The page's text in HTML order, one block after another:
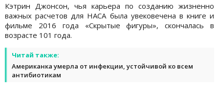
Кэтрин Джонсон, чья карьера по созданию жизненно
важных расчетов для НАСА была увековечена в книге и
фильме 2016 года «Скрытые фигуры», скончалась в
возрасте 101 года.
Читай также:
Американка умерла от инфекции, устойчивой ко всем
антибиотикам